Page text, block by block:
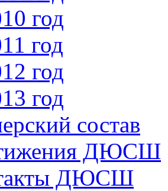
год
год
год
год
состав
ДЮСШ
ДЮСШ